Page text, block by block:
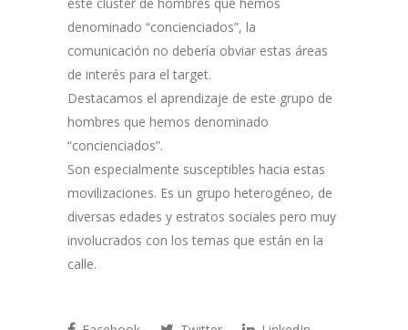
denominado “concienciados”, la
comunicación no debería obviar estas áreas
de interés para el target.
Destacamos el aprendizaje de este grupo de
hombres que hemos denominado
“concienciados”.
Son especialmente susceptibles hacia estas
movilizaciones. Es un grupo heterogéneo, de
diversas edades y estratos sociales pero muy
involucrados con los temas que están en la
calle.